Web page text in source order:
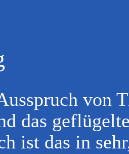
von
das
ist das in